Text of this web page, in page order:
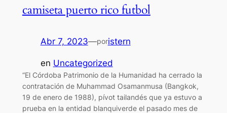
camiseta puerto rico futbol
Abr 7, 2023—poristern
en Uncategorized
“El Córdoba Patrimonio de la Humanidad ha cerrado la
contratación de Muhammad Osamanmusa (Bangkok,
19 de enero de 1988), pívot tailandés que ya estuvo a
prueba en la entidad blanquiverde el pasado mes de